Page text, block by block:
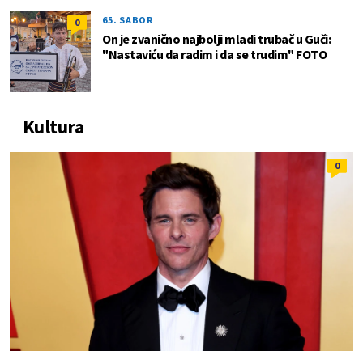
0 65. SABOR
On je zvanično najbolji mladi trubač u Guči:
"Nastaviću da radim i da se trudim" FOTO
Kultura
0